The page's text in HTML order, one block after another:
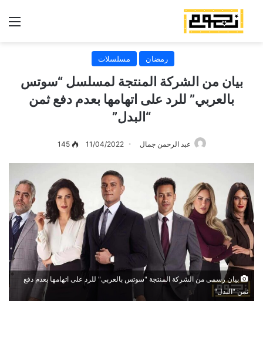
رمضان مسلسلات
بيان من الشركة المنتجة لمسلسل “سوتس
بالعربي” للرد على اتهامها بعدم دفع ثمن
“البدل”
عبد الرحمن جمال 11/04/2022
145
بيان رسمى من الشركة المنتجة "سوتس بالعربي" للرد على اتهامها بعدم دفع
ثمن "البدل"